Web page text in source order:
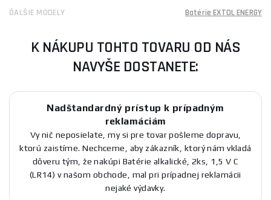
ĎALŠIE MODELY Batérie EXTOL ENERGY
K NÁKUPU TOHTO TOVARU OD NÁS
NAVYŠE DOSTANETE:
Nadštandardný prístup k prípadným
reklamáciám
Vy nič neposielate, my si pre tovar pošleme dopravu,
ktorú zaistíme. Nechceme, aby zákazník, ktorý nám vkladá
dôveru tým, že nakúpi Batérie alkalické, 2ks, 1,5 V C
(LR14) v našom obchode, mal pri prípadnej reklamácii
nejaké výdavky.